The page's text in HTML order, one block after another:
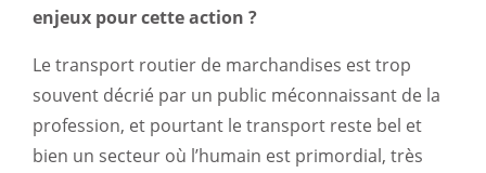
enjeux pour cette action ?
Le transport routier de marchandises est trop
souvent décrié par un public méconnaissant de la
profession, et pourtant le transport reste bel et
bien un secteur où l’humain est primordial, très